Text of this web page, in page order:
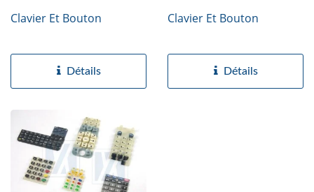
Clavier Et Bouton
Détails
Clavier Et Bouton
Détails